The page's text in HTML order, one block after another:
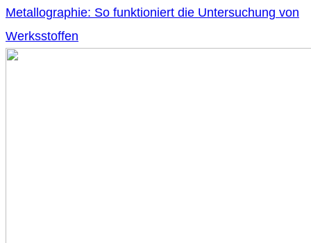
Metallographie: So funktioniert die Untersuchung von
Werksstoffen